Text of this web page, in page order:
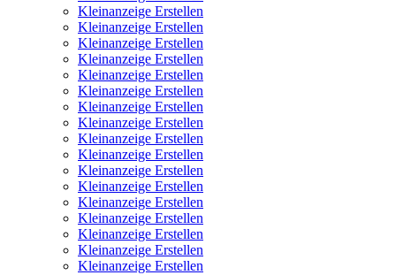
Kleinanzeige Erstellen
Kleinanzeige Erstellen
Kleinanzeige Erstellen
Kleinanzeige Erstellen
Kleinanzeige Erstellen
Kleinanzeige Erstellen
Kleinanzeige Erstellen
Kleinanzeige Erstellen
Kleinanzeige Erstellen
Kleinanzeige Erstellen
Kleinanzeige Erstellen
Kleinanzeige Erstellen
Kleinanzeige Erstellen
Kleinanzeige Erstellen
Kleinanzeige Erstellen
Kleinanzeige Erstellen
Kleinanzeige Erstellen